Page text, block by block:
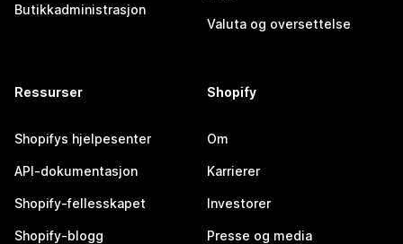
Butikkadministrasjon
Valuta og oversettelse
Ressurser
Shopifys hjelpesenter
API-dokumentasjon
Shopify-fellesskapet
Shopify-blogg
Shopify
Om
Karrierer
Investorer
Presse og media